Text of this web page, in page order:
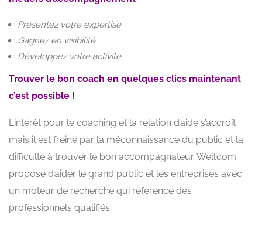
Présentez votre expertise
Gagnez en visibilité
Développez votre activité
Trouver le bon coach en quelques clics maintenant
c’est possible !
L’intérêt pour le coaching et la relation d’aide s’accroît
mais il est freiné par la méconnaissance du public et la
difficulté à trouver le bon accompagnateur. Well’com
propose d’aider le grand public et les entreprises avec
un moteur de recherche qui référence des
professionnels qualifiés.